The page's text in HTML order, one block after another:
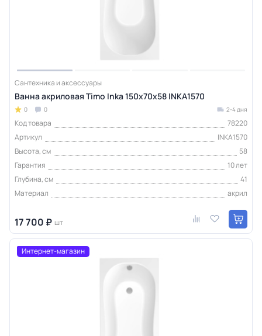
Сантехника и аксессуары
Ванна акриловая Timo Inka 150х70х58 INKA1570
0 0 2-4 дня
Код товара
78220
Артикул
INKA1570
Высота, см
58
Гарантия
10 лет
Глубина, см
41
Материал
акрил
17 700 ₽ шт
Интернет-магазин